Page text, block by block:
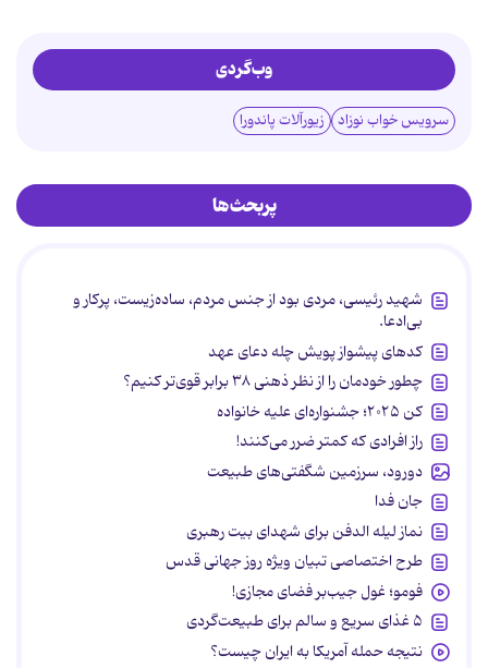
وب‌گردی
سرویس خواب نوزاد زیورآلات پاندورا
پربحث‌ها
شهید رئیسی، مردی بود از جنس مردم، ساده‌زیست، پرکار و
بی‌ادعا.
کدهای پیشواز پویش چله دعای عهد
چطور خودمان را از نظر ذهنی ۳۸ برابر قوی‌تر کنیم؟
کن ۲۰۲۵؛ جشنواره‌ای علیه خانواده
راز افرادی که کمتر ضرر می‌کنند!
دورود، سرزمین شگفتی‌های طبیعت
جان فدا
نماز لیله الدفن برای شهدای بیت رهبری
طرح اختصاصی تبیان ویژه روز جهانی قدس
فومو؛ غول جیب‌بر فضای مجازی!
۵ غذای سریع و سالم برای طبیعت‌گردی
نتیجه حمله آمریکا به ایران چیست؟